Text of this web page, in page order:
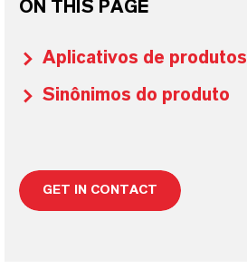
ON THIS PAGE
Aplicativos de produtos
Sinônimos do produto
GET IN CONTACT